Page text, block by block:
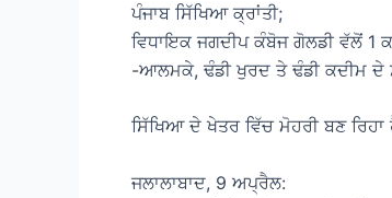
ਪੰਜਾਬ ਸਿੱਖਿਆ ਕ੍ਰਾਂਤੀ;
ਵਿਧਾਇਕ ਜਗਦੀਪ ਕੰਬੋਜ ਗੋਲਡੀ ਵੱਲੋਂ 1
-ਆਲਮਕੇ, ਢੰਡੀ ਖੁਰਦ ਤੇ ਢੰਡੀ ਕਦੀਮ ਦੇ
ਸਿੱਖਿਆ ਦੇ ਖੇਤਰ ਵਿੱਚ ਮੋਹਰੀ ਬਣ
ਜਲਾਲਾਬਾਦ, 9 ਅਪ੍ਰੈਲ: